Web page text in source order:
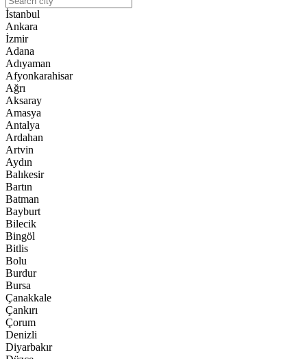
İstanbul
Ankara
İzmir
Adana
Adıyaman
Afyonkarahisar
Ağrı
Aksaray
Amasya
Antalya
Ardahan
Artvin
Aydın
Balıkesir
Bartın
Batman
Bayburt
Bilecik
Bingöl
Bitlis
Bolu
Burdur
Bursa
Çanakkale
Çankırı
Çorum
Denizli
Diyarbakır